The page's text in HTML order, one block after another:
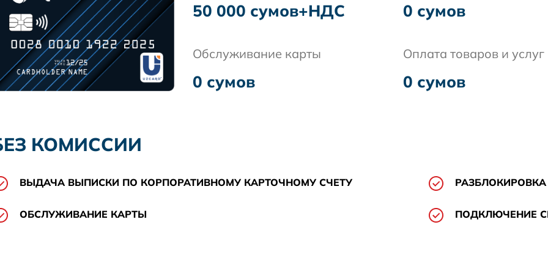
50 000 сумов+НДС
Обслуживание карты
0 сумов
0 сумов
Оплата товаров и услуг
0 сумов
КОМИССИИ
ВЫДАЧА ВЫПИСКИ ПО КОРПОРАТИВНОМУ КАРТОЧНОМУ СЧЕТУ
ОБСЛУЖИВАНИЕ КАРТЫ ПОДКЛЮЧЕНИЕ